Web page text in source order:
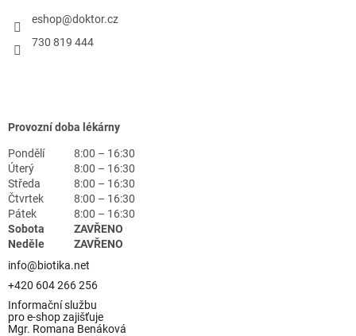
eshop@doktor.cz
730 819 444
Provozní doba lékárny
Pondělí
8:00 – 16:30
Úterý
8:00 – 16:30
Středa
8:00 – 16:30
Čtvrtek
8:00 – 16:30
Pátek
8:00 – 16:30
Sobota
ZAVŘENO
Neděle
ZAVŘENO
info@biotika.net
+420 604 266 256
Informační službu
pro e-shop zajišťuje
Mgr. Romana Benáková